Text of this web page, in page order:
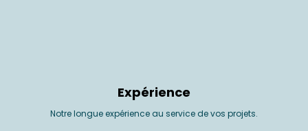
Expérience
Notre longue expérience au service de vos projets.